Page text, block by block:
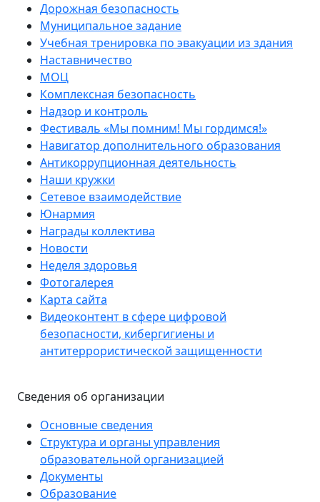
Дорожная безопасность
Муниципальное задание
Учебная тренировка по эвакуации из здания
Наставничество
МОЦ
Комплексная безопасность
Надзор и контроль
Фестиваль «Мы помним! Мы гордимся!»
Навигатор дополнительного образования
Антикоррупционная деятельность
Наши кружки
Сетевое взаимодействие
Юнармия
Награды коллектива
Новости
Неделя здоровья
Фотогалерея
Карта сайта
Видеоконтент в сфере цифровой
безопасности, кибергигиены и
антитеррористической защищенности
Сведения об организации
Основные сведения
Структура и органы управления
образовательной организацией
Документы
Образование